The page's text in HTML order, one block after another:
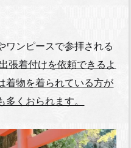
ワンピースで参拝される
出張着付けを依頼できるよ
着物を着られている方が
くおられます。